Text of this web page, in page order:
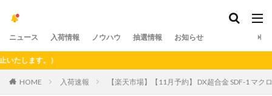
ニュース 入荷情報 ノウハウ 抽選情報 お知らせ
ます。）
HOME 入荷速報 【楽天市場】【11月予約】 DX超合金 SDF-1 マ